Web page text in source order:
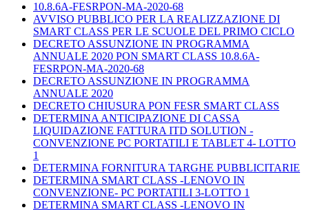
10.8.6A-FESRPON-MA-2020-68
AVVISO PUBBLICO PER LA REALIZZAZIONE DI
SMART CLASS PER LE SCUOLE DEL PRIMO CICLO
DECRETO ASSUNZIONE IN PROGRAMMA
ANNUALE 2020 PON SMART CLASS 10.8.6A-
FESRPON-MA-2020-68
DECRETO ASSUNZIONE IN PROGRAMMA
ANNUALE 2020
DECRETO CHIUSURA PON FESR SMART CLASS
DETERMINA ANTICIPAZIONE DI CASSA
LIQUIDAZIONE FATTURA ITD SOLUTION -
CONVENZIONE PC PORTATILI E TABLET 4- LOTTO
1
DETERMINA FORNITURA TARGHE PUBBLICITARIE
DETERMINA SMART CLASS -LENOVO IN
CONVENZIONE- PC PORTATILI 3-LOTTO 1
DETERMINA SMART CLASS -LENOVO IN